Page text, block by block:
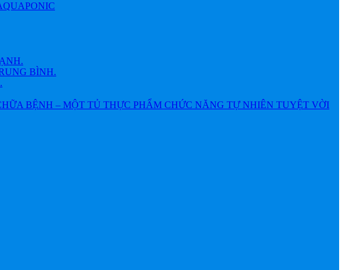
BÌNH.
BỆNH – MỘT TỦ THỰC PHẨM CHỨC NĂNG TỰ NHIÊN TUYỆT VỜI